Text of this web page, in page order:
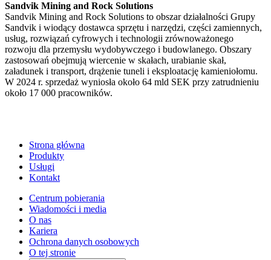
Sandvik Mining and Rock Solutions
Sandvik Mining and Rock Solutions to obszar działalności Grupy
Sandvik i wiodący dostawca sprzętu i narzędzi, części zamiennych,
usług, rozwiązań cyfrowych i technologii zrównoważonego
rozwoju dla przemysłu wydobywczego i budowlanego. Obszary
zastosowań obejmują wiercenie w skałach, urabianie skał,
załadunek i transport, drążenie tuneli i eksploatację kamieniołomu.
W 2024 r. sprzedaż wyniosła około 64 mld SEK przy zatrudnieniu
około 17 000 pracowników.
Strona główna
Produkty
Usługi
Kontakt
Centrum pobierania
Wiadomości i media
O nas
Kariera
Ochrona danych osobowych
O tej stronie